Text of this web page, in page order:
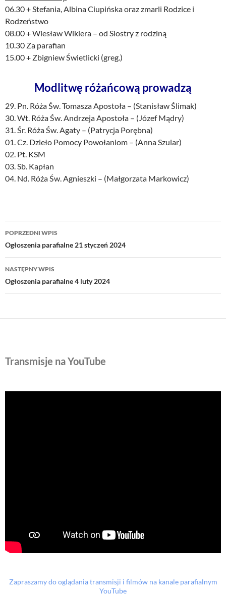
06.30 + Stefania, Albina Ciupińska oraz zmarli Rodzice i
Rodzeństwo
08.00 + Wiesław Wikiera – od Siostry z rodziną
10.30 Za parafian
15.00 + Zbigniew Świetlicki (greg.)
Modlitwę różańcową prowadzą
29. Pn. Róża Św. Tomasza Apostoła – (Stanisław Ślimak)
30. Wt. Róża Św. Andrzeja Apostoła – (Józef Mądry)
31. Śr. Róża Św. Agaty – (Patrycja Porębna)
01. Cz. Dzieło Pomocy Powołaniom – (Anna Szular)
02. Pt. KSM
03. Sb. Kapłan
04. Nd. Róża Św. Agnieszki – (Małgorzata Markowicz)
Nawigacja
wpisu
POPRZEDNI WPIS
Ogłoszenia parafialne 21 styczeń 2024
NASTĘPNY WPIS
Ogłoszenia parafialne 4 luty 2024
Transmisje na YouTube
Zapraszamy do oglądania transmisji i filmów na kanale parafialnym
YouTube